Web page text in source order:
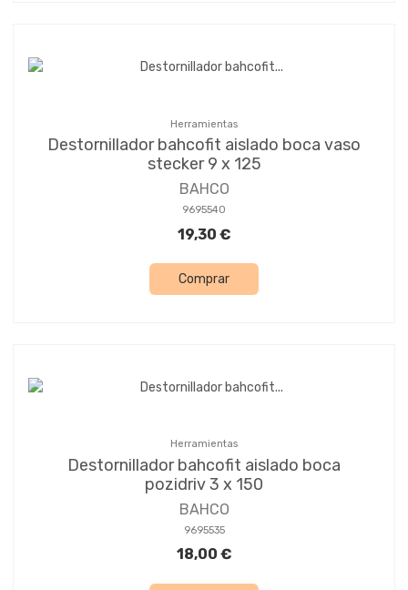
Herramientas
Destornillador bahcofit aislado boca vaso
stecker 9 x 125
BAHCO
9695540
19,30 €
Comprar
Herramientas
Destornillador bahcofit aislado boca
pozidriv 3 x 150
BAHCO
9695535
18,00 €